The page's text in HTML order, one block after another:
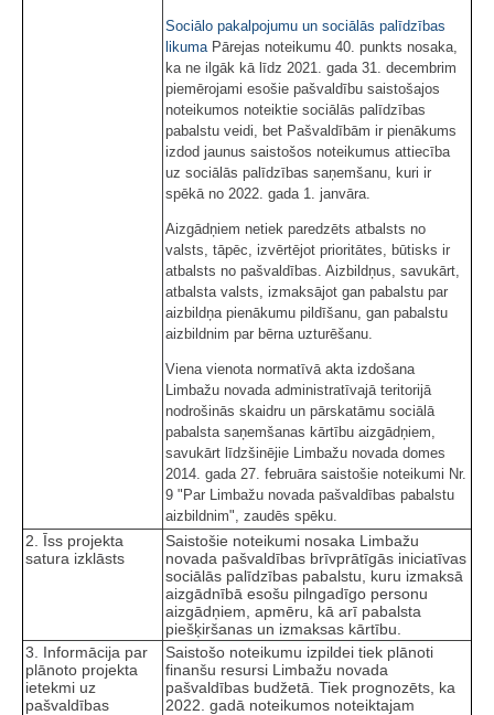
Sociālo pakalpojumu un sociālās palīdzības
likuma Pārejas noteikumu 40. punkts nosaka,
ka ne ilgāk kā līdz 2021. gada 31. decembrim
piemērojami esošie pašvaldību saistošajos
noteikumos noteiktie sociālās palīdzības
pabalstu veidi, bet Pašvaldībām ir pienākums
izdod jaunus saistošos noteikumus attiecība
uz sociālās palīdzības saņemšanu, kuri ir
spēkā no 2022. gada 1. janvāra.
Aizgādņiem netiek paredzēts atbalsts no
valsts, tāpēc, izvērtējot prioritātes, būtisks ir
atbalsts no pašvaldības. Aizbildņus, savukārt,
atbalsta valsts, izmaksājot gan pabalstu par
aizbildņa pienākumu pildīšanu, gan pabalstu
aizbildnim par bērna uzturēšanu.
Viena vienota normatīvā akta izdošana
Limbažu novada administratīvajā teritorijā
nodrošinās skaidru un pārskatāmu sociālā
pabalsta saņemšanas kārtību aizgādņiem,
savukārt līdzšinējie Limbažu novada domes
2014. gada 27. februāra saistošie noteikumi Nr.
9 "Par Limbažu novada pašvaldības pabalstu
aizbildnim", zaudēs spēku.
2. Īss projekta
satura izklāsts
Saistošie noteikumi nosaka Limbažu
novada pašvaldības brīvprātīgās iniciatīvas
sociālās palīdzības pabalstu, kuru izmaksā
aizgādnībā esošu pilngadīgo personu
aizgādņiem, apmēru, kā arī pabalsta
piešķiršanas un izmaksas kārtību.
3. Informācija par
plānoto projekta
ietekmi uz
pašvaldības
Saistošo noteikumu izpildei tiek plānoti
finanšu resursi Limbažu novada
pašvaldības budžetā. Tiek prognozēts, ka
2022. gadā noteikumos noteiktajam